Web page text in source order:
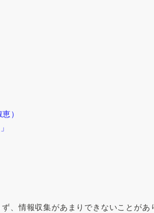
）
、情報収集があまりできないことがあ